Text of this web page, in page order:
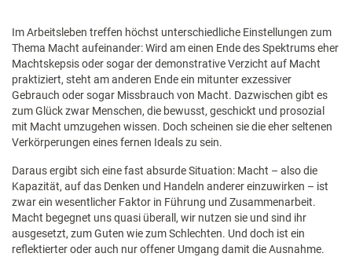
Im Arbeitsleben treffen höchst unterschiedliche Einstellungen zum
Thema Macht aufeinander: Wird am einen Ende des Spektrums eher
Machtskepsis oder sogar der demonstrative Verzicht auf Macht
praktiziert, steht am anderen Ende ein mitunter exzessiver
Gebrauch oder sogar Missbrauch von Macht. Dazwischen gibt es
zum Glück zwar Menschen, die bewusst, geschickt und prosozial
mit Macht umzugehen wissen. Doch scheinen sie die eher seltenen
Verkörperungen eines fernen Ideals zu sein.
Daraus ergibt sich eine fast absurde Situation: Macht – also die
Kapazität, auf das Denken und Handeln anderer einzuwirken – ist
zwar ein wesentlicher Faktor in Führung und Zusammenarbeit.
Macht begegnet uns quasi überall, wir nutzen sie und sind ihr
ausgesetzt, zum Guten wie zum Schlechten. Und doch ist ein
reflektierter oder auch nur offener Umgang damit die Ausnahme.